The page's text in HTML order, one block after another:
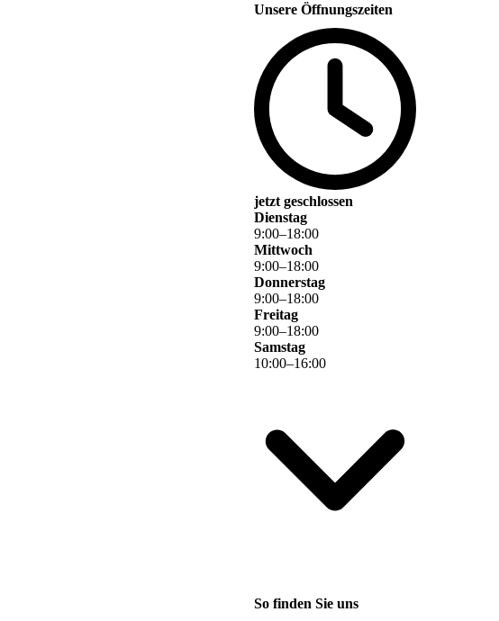
Unsere Öffnungszeiten
jetzt geschlossen
Dienstag
9:00–18:00
Mittwoch
9:00–18:00
Donnerstag
9:00–18:00
Freitag
9:00–18:00
Samstag
10:00–16:00
So finden Sie uns